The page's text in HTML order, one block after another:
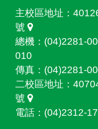
主校區地址：
號
總機：(04)2281-
010
傳真：(04)2281-
二校區地址：
號
電話：(04)2312-